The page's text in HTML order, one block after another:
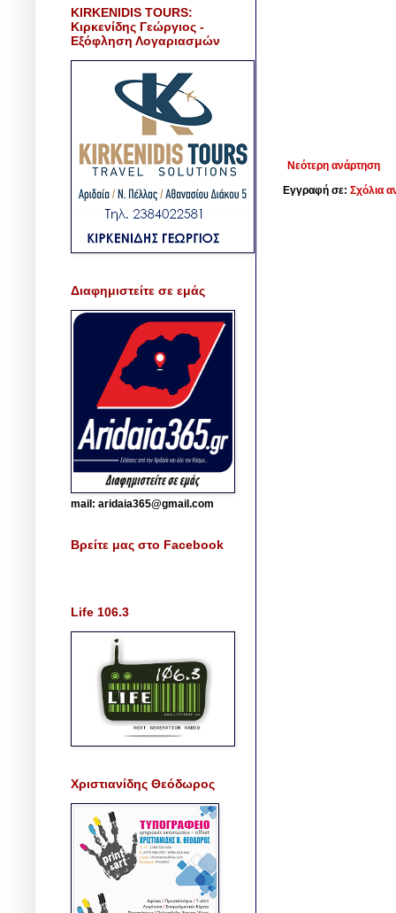
Νεότερη ανάρτηση
Εγγραφή σε: Σχόλια
KIRKENIDIS TOURS:
Κιρκενίδης Γεώργιος -
Εξόφληση Λογαριασμών
Διαφημιστείτε σε εμάς
mail: aridaia365@gmail.com
Βρείτε μας στο Facebook
Life 106.3
Χριστιανίδης Θεόδωρος